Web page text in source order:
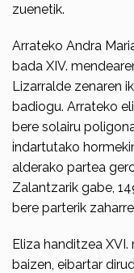
zuenetik.
Arrateko Andra
bada XIV.
Liza­rralde zenaren
badiogu. Arrateko
bere solai­ru
indartutako
alderako partea
Zalantzarik gabe,
bere parterik
Eliza handitzea
baizen, eibartar